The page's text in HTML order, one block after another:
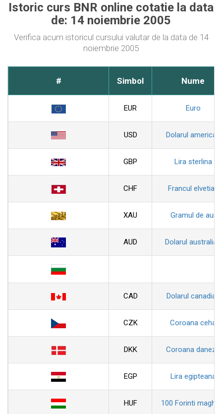
Istoric curs BNR online cotatie la data
de: 14 noiembrie 2005
Verifica acum istoricul cursului valutar de la data de 14
noiembrie 2005
# Simbol Nume
EUR Euro
USD Dolarul american
GBP Lira sterlina
CHF Francul elvetian
XAU Gramul de aur
AUD Dolarul australian
CAD Dolarul canadian
CZK Coroana ceha
DKK Coroana daneza
EGP Lira egipteana
HUF 100 Forinti